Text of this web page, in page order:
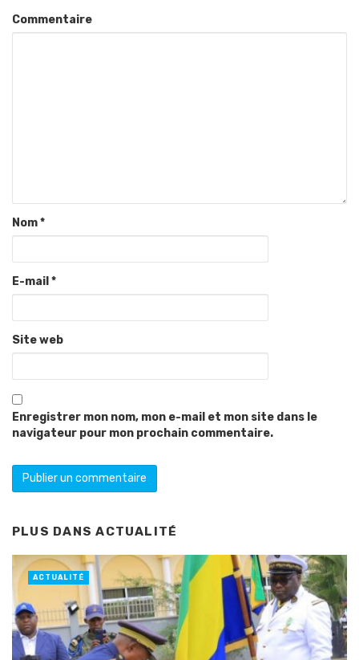
Commentaire
Nom*
E-mail *
Site web
Enregistrer mon nom, mon e-mail et mon site dans le
navigateur pour mon prochain commentaire.
PLUS DANSACTUALITÉ
ACTUALITÉ